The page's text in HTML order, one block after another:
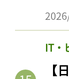
IT・
【